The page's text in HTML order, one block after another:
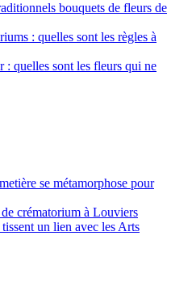
bouquets de fleurs de
: quelles sont les règles à
: quelles sont les fleurs qui ne
se métamorphose pour
crématorium à Louviers
un lien avec les Arts